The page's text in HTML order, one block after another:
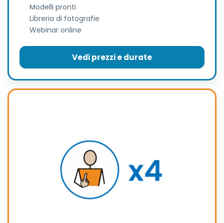
Modelli pronti
Libreria di fotografie
Webinar online
Vedi prezzi e durate